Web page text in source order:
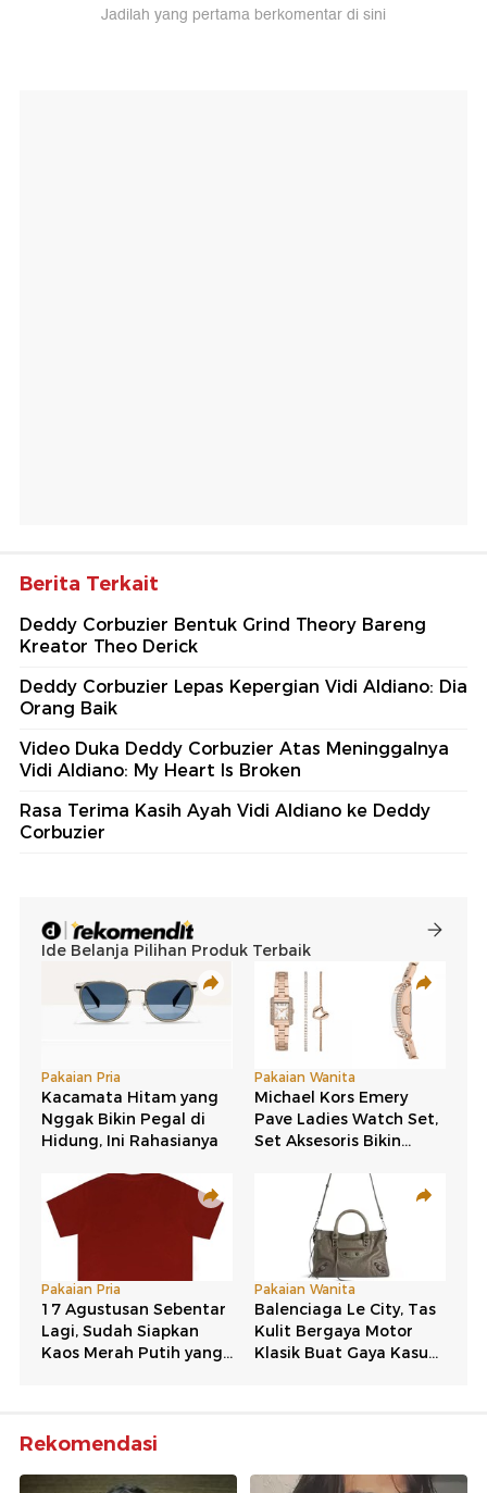
Jadilah yang pertama berkomentar di sini
Berita Terkait
Deddy Corbuzier Bentuk Grind Theory Bareng
Kreator Theo Derick
Deddy Corbuzier Lepas Kepergian Vidi Aldiano: Dia
Orang Baik
Video Duka Deddy Corbuzier Atas Meninggalnya
Vidi Aldiano: My Heart Is Broken
Rasa Terima Kasih Ayah Vidi Aldiano ke Deddy
Corbuzier
Rekomendasi